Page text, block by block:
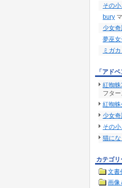
その
bury
少女奇
夢巫
ミガ
「アド
紅蜘
フタ
紅蜘
少女
その
猫に
カテゴ
文書
画像